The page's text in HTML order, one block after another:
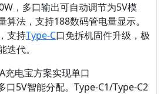
，多口输出可自动调节为5V模
算法，支持188数码管电量显示。
支持Type-C口免拆机固件升级，极
代。
充电宝方案实现单口
口5V智能分配。Type-C1/Type-C2